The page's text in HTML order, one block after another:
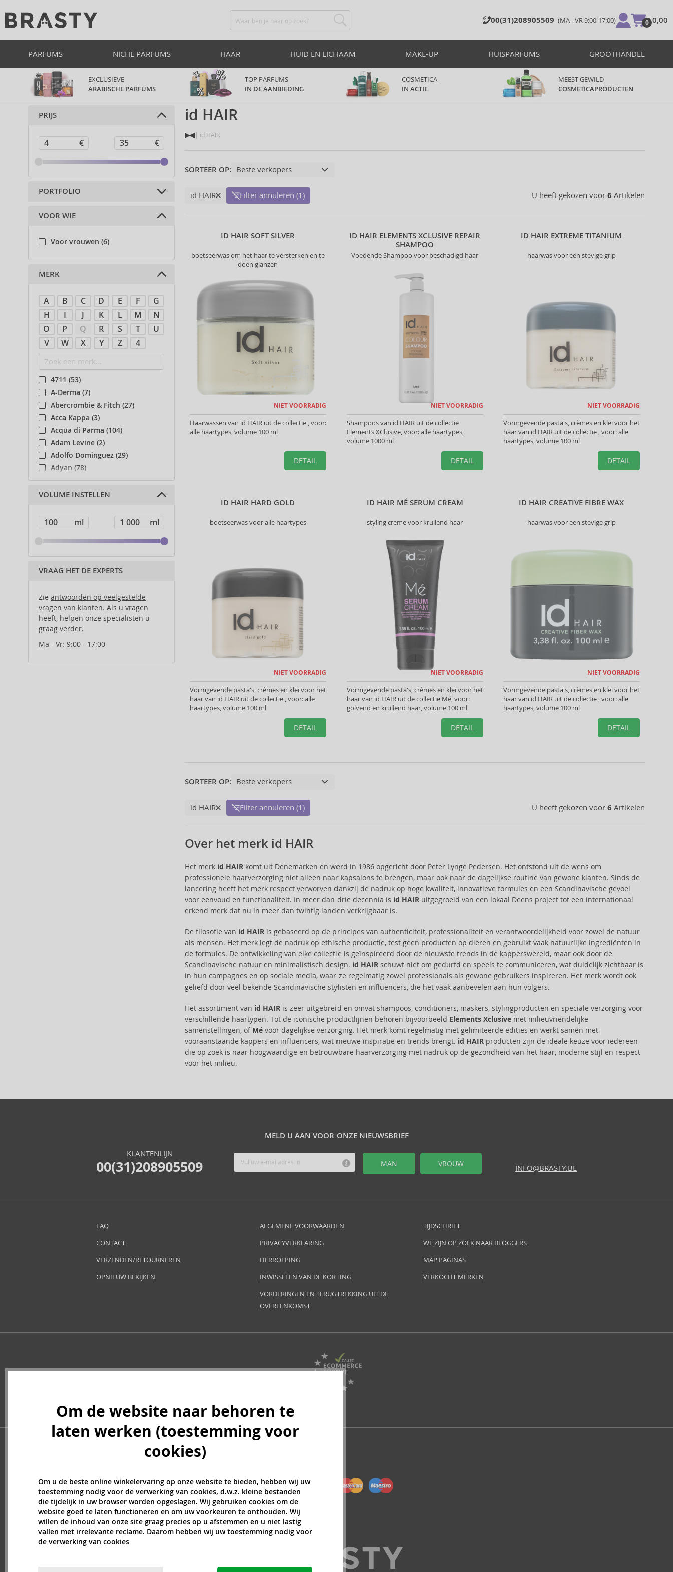
00(31)208905509 (MA - VR 9:00-17:00) 0
€ 0,00
PARFUMS NICHE PARFUMS HAAR HUID EN LICHAAM MAKE-UP HUISPARFUMS GROOTHANDEL
EXCLUSIEVE
ARABISCHE PARFUMS
TOP PARFUMS
IN DE AANBIEDING
COSMETICA
IN ACTIE
MEEST GEWILD
COSMETICAPRODUCTEN
id HAIR
id HAIR
SORTEER OP:
U heeft gekozen voor 6 Artikelen
id HAIR Filter annuleren (1)
ID HAIR SOFT SILVER
boetseerwas om het haar te versterken en te
doen glanzen
NIET VOORRADIG
Haarwassen van id HAIR uit de collectie , voor:
alle haartypes, volume 100 ml
DETAIL
ID HAIR ELEMENTS XCLUSIVE REPAIR
SHAMPOO
Voedende Shampoo voor beschadigd haar
NIET VOORRADIG
Shampoos van id HAIR uit de collectie
Elements XClusive, voor: alle haartypes,
volume 1000 ml
DETAIL
ID HAIR EXTREME TITANIUM
haarwas voor een stevige grip
NIET VOORRADIG
Vormgevende pasta's, crèmes en klei voor het
haar van id HAIR uit de collectie , voor: alle
haartypes, volume 100 ml
DETAIL
ID HAIR HARD GOLD
boetseerwas voor alle haartypes
NIET VOORRADIG
Vormgevende pasta's, crèmes en klei voor het
haar van id HAIR uit de collectie , voor: alle
haartypes, volume 100 ml
DETAIL
ID HAIR MÉ SERUM CREAM
styling creme voor krullend haar
NIET VOORRADIG
Vormgevende pasta's, crèmes en klei voor het
haar van id HAIR uit de collectie Mé, voor:
golvend en krullend haar, volume 100 ml
DETAIL
ID HAIR CREATIVE FIBRE WAX
haarwas voor een stevige grip
NIET VOORRADIG
Vormgevende pasta's, crèmes en klei voor het
haar van id HAIR uit de collectie , voor: alle
haartypes, volume 100 ml
DETAIL
SORTEER OP:
U heeft gekozen voor 6 Artikelen
id HAIR Filter annuleren (1)
Over het merk id HAIR
Het merk id HAIRkomt uit Denemarken en werd in 1986 opgericht door Peter Lynge Pedersen. Het ontstond uit de wens om
professionele haarverzorging niet alleen naar kapsalons te brengen, maar ook naar de dagelijkse routine van gewone klanten. Sinds de
lancering heeft het merk respect verworven dankzij de nadruk op hoge kwaliteit, innovatieve formules en een Scandinavische gevoel
voor eenvoud en functionaliteit. In meer dan drie decennia is id HAIRuitgegroeid van een lokaal Deens project tot een internationaal
erkend merk dat nu in meer dan twintig landen verkrijgbaar is.
De filosofie van id HAIRis gebaseerd op de principes van authenticiteit, professionaliteit en verantwoordelijkheid voor zowel de natuur
als mensen. Het merk legt de nadruk op ethische productie, test geen producten op dieren en gebruikt vaak natuurlijke ingrediënten in
de formules. De ontwikkeling van elke collectie is geïnspireerd door de nieuwste trends in de kapperswereld, maar ook door de
Scandinavische natuur en minimalistisch design. id HAIRschuwt niet om gedurfd en speels te communiceren, wat duidelijk zichtbaar is
in hun campagnes en op sociale media, waar ze regelmatig zowel professionals als gewone gebruikers inspireren. Het merk wordt ook
geliefd door veel bekende Scandinavische stylisten en influencers, die het vaak aanbevelen aan hun volgers.
Het assortiment van id HAIRis zeer uitgebreid en omvat shampoos, conditioners, maskers, stylingproducten en speciale verzorging voor
verschillende haartypen. Tot de iconische productlijnen behoren bijvoorbeeld Elements Xclusivemet milieuvriendelijke
samenstellingen, of Mévoor dagelijkse verzorging. Het merk komt regelmatig met gelimiteerde edities en werkt samen met
vooraanstaande kappers en influencers, wat nieuwe inspiratie en trends brengt. id HAIRproducten zijn de ideale keuze voor iedereen
die op zoek is naar hoogwaardige en betrouwbare haarverzorging met nadruk op de gezondheid van het haar, moderne stijl en respect
voor het milieu.
PRIJS
PORTFOLIO
Haarcosmetica (6)
VOOR WIE
Voor vrouwen (6)
MERK
A B C D E F
G
H
I J K L M
N
O
P Q R S T
U
V
W X Y Z 4
4711 (53)
A-Derma (7)
Abercrombie & Fitch (27)
Acca Kappa (3)
Acqua di Parma (104)
Adam Levine (2)
Adolfo Dominguez (29)
Adyan (78)
Affinage (1)
Afnan (83)
Ahava (49)
Aigner (41)
Ajmal (86)
Al Haramain (178)
Al Wataniah (79)
Alcina (156)
Alexander McQueen (2)
Alexandre.J (31)
Alfaparf Milano (175)
Alfred Sung (7)
Baby Boom (4)
Baldessarini (35)
Balenciaga (3)
Barulab (6)
Beauty of Joseon (24)
Benetton (58)
Berani (14)
Beverly Hills Polo Club (11)
Beyonce (21)
Bijan (3)
Bill Blass (4)
Billie Eilish (6)
Bio-Oil (2)
VOLUME INSTELLEN
VRAAG HET DE EXPERTS
Zie antwoorden op veelgestelde
vragen van klanten. Als u vragen
heeft, helpen onze specialisten u
graag verder.
Ma - Vr: 9:00 - 17:00
MELD U AAN VOOR ONZE NIEUWSBRIEF
MAN VROUW
KLANTENLIJN
00(31)208905509 INFO@BRASTY.BE
FAQ
CONTACT
VERZENDEN/RETOURNEREN
OPNIEUW BEKIJKEN
ALGEMENE VOORWAARDEN
PRIVACYVERKLARING
HERROEPING
INWISSELEN VAN DE KORTING
VORDERINGEN EN TERUGTREKKING UIT DE
OVEREENKOMST
TIJDSCHRIFT
WE ZIJN OP ZOEK NAAR BLOGGERS
MAP PAGINAS
VERKOCHT MERKEN
Om de website naar behoren te
laten werken (toestemming voor
cookies)
Om u de beste online winkelervaring op onze website te bieden, hebben wij uw
toestemming nodig voor de verwerking van cookies, d.w.z. kleine bestanden
die tijdelijk in uw browser worden opgeslagen. Wij gebruiken cookies om de
website goed te laten functioneren en om uw voorkeuren te onthouden. Wij
willen de inhoud van onze site graag precies op u afstemmen en u niet lastig
vallen met irrelevante reclame. Daarom hebben wij uw toestemming nodig voor
de verwerking van cookies